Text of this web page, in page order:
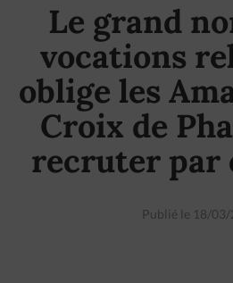
Le grand
vocations
oblige les
Croix de
recruter par
Publié le 18/03/